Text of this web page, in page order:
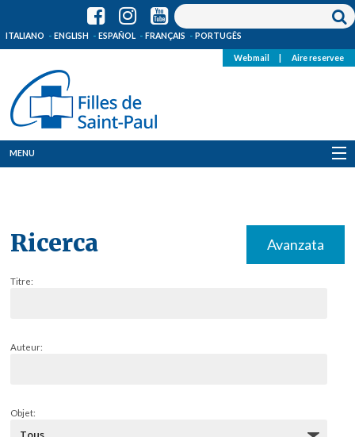
ITALIANO ENGLISH ESPAÑOL FRANÇAIS PORTUGÊS
Webmail Aire reservee
MENU
Ricerca Avanzata
Titre:
Auteur:
Objet: